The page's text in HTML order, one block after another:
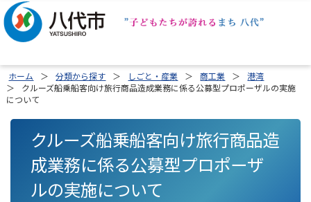
ホーム 分類から探す しごと・産業 商工業
港湾
クルーズ船乗船客向け旅行商品造成業務に係る公募型プロポーザルの実施
について
クルーズ船乗船客向け旅行商品造
成業務に係る公募型プロポーザ
ルの実施について